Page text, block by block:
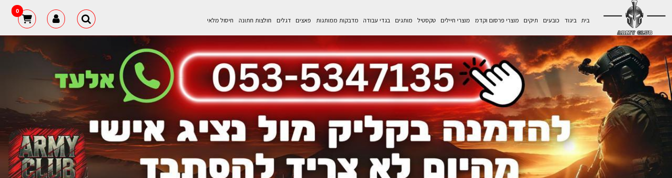
0
בית ביגוד כובעים תיקים מוצרי פרסום וקדמ מוצרי חיילים טקסטיל מותגים בגדי עבודה מדבקות ממותגות פאצים דגלים חולצות חתונה חיסול מלאי